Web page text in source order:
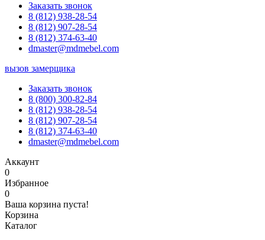
Заказать звонок
8 (812) 938-28-54
8 (812) 907-28-54
8 (812) 374-63-40
dmaster@mdmebel.com
вызов замерщика
Заказать звонок
8 (800) 300-82-84
8 (812) 938-28-54
8 (812) 907-28-54
8 (812) 374-63-40
dmaster@mdmebel.com
Аккаунт
0
Избранное
0
Ваша корзина пуста!
Корзина
Каталог